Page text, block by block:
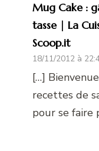
Mug Cake :
tasse | La
Scoop.it
18/11/2012 à
[…]
recettes de
pour se faire